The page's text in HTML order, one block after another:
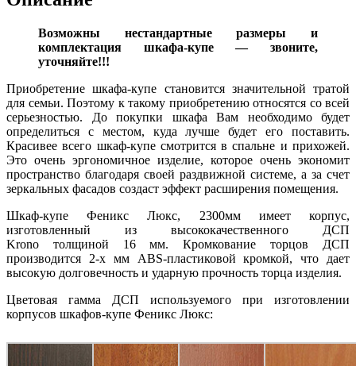
Возможны нестандартные размеры и
комплектация шкафа-купе — звоните,
уточняйте!!!
Приобретение шкафа-купе становится значительной тратой
для семьи. Поэтому к такому приобретению относятся со всей
серьезностью. До покупки шкафа Вам необходимо будет
определиться с местом, куда лучше будет его поставить.
Красивее всего шкаф-купе смотрится в спальне и прихожей.
Это очень эргономичное изделие, которое очень экономит
пространство благодаря своей раздвижной системе, а за счет
зеркальных фасадов создаст эффект расширения помещения.
Шкаф-купе Феникс Люкс, 2300мм имеет корпус,
изготовленный из высококачественного ДСП
Krono толщиной 16 мм. Кромкование торцов ДСП
производится 2-х мм ABS-пластиковой кромкой, что дает
высокую долговечность и ударную прочность торца изделия.
Цветовая гамма ДСП используемого при изготовлении
корпусов шкафов-купе Феникс Люкс: